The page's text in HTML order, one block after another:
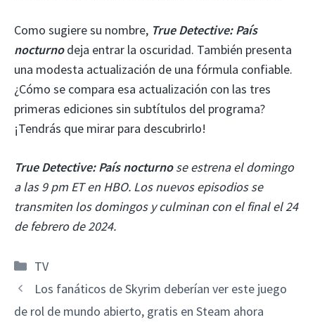
Como sugiere su nombre, True Detective: País
nocturnodeja entrar la oscuridad. También presenta
una modesta actualización de una fórmula confiable.
¿Cómo se compara esa actualización con las tres
primeras ediciones sin subtítulos del programa?
¡Tendrás que mirar para descubrirlo!
True Detective: País nocturnose estrena el domingo
a las 9 pm ET en HBO. Los nuevos episodios se
transmiten los domingos y culminan con el final el 24
de febrero de 2024.
Categorías
TV
Los fanáticos de Skyrim deberían ver este juego
de rol de mundo abierto, gratis en Steam ahora